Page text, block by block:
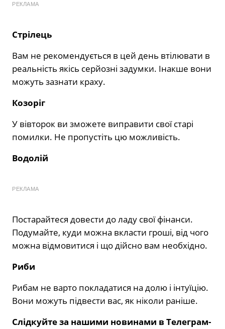
РЕКЛАМА
Стрілець
Вам не рекомендується в цей день втілювати в
реальність якісь серйозні задумки. Інакше вони
можуть зазнати краху.
Козоріг
У вівторок ви зможете виправити свої старі
помилки. Не пропустіть цю можливість.
Водолій
РЕКЛАМА
Постарайтеся довести до ладу свої фінанси.
Подумайте, куди можна вкласти гроші, від чого
можна відмовитися і що дійсно вам необхідно.
Риби
Рибам не варто покладатися на долю і інтуїцію.
Вони можуть підвести вас, як ніколи раніше.
Слідкуйте за нашими новинами в Телеграм-